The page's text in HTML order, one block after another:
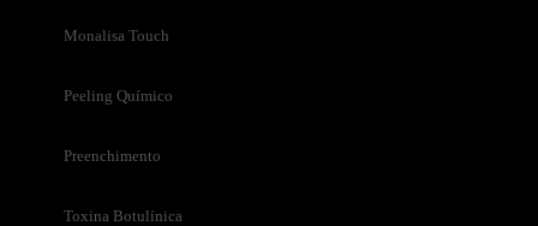
Monalisa Touch
Peeling Químico
Preenchimento
Toxina Botulínica